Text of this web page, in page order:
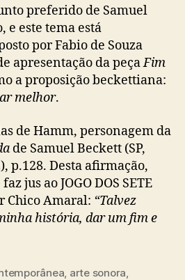
preferido de Samuel
e este tema está
por Fabio de Souza
apresentação da peçaFim
a proposição beckettiana:
melhor.
de Hamm, personagem da
de Samuel Beckett (SP,
p.128. Desta afirmação,
jus ao JOGO DOS SETE
Chico Amaral: “Talvez
história, dar um fim e
arte sonora